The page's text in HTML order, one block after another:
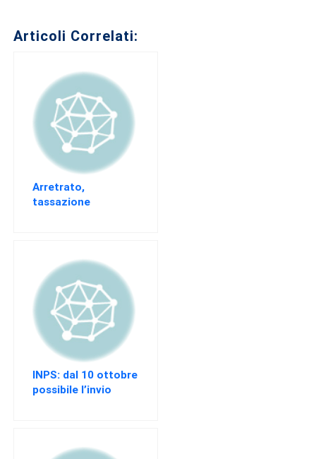
Articoli Correlati:
Arretrato,
tassazione
INPS: dal 10 ottobre
possibile l’invio